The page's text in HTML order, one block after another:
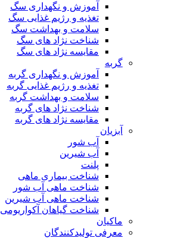
آموزش و نگهداری سگ
تغذیه و رژیم غذایی سگ
سلامت و بهداشت سگ
شناخت نژاد های سگ
مقایسه نژاد های سگ
گربه
آموزش و نگهداری گربه
تغذیه و رژیم غذایی گربه
سلامت و بهداشت گربه
شناخت نژاد های گربه
مقایسه نژاد های گربه
آبزیان
آب شور
آب شیرین
پلنت
شناخت بیماری ماهی
شناخت ماهی آب شور
شناخت ماهی آب شیرین
شناخت گیاهان آکواریومی
ماکیان
معرفی تولیدکنندگان